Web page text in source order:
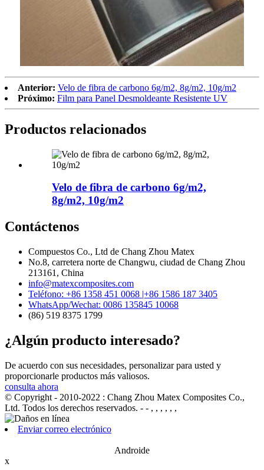
Anterior: Velo de fibra de carbono 6g/m2, 8g/m2, 10g/m2
Próximo: Film para Panel Desmoldeante Resistente UV
Productos relacionados
Velo de fibra de carbono 6g/m2,
8g/m2, 10g/m2
Contáctenos
Compuestos Co., Ltd de Chang Zhou Matex
No.8, carretera norte de Changwu, ciudad de Chang Zhou
213161, China
info@matexcomposites.com
Teléfono: +86 1358 451 0068 |+86 1586 187 3405
WhatsApp/Wechat: 0086 135845 10068
(86) 519 8375 1799
¿Algún producto interesado?
De acuerdo con sus necesidades, personalizar para usted y
proporcionarle productos más valiosos.
consulta ahora
© Copyright - 2010-2022 : Chang Zhou Matex Composites Co.,
Ltd. Todos los derechos reservados. - - , , , , , ,
Enviar correo electrónico
Androide
x